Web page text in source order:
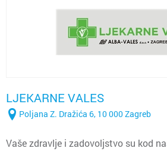
LJEKARNE VALES
Poljana Z. Dražića 6, 10 000 Zagreb
Vaše zdravlje i zadovoljstvo su kod